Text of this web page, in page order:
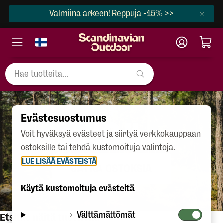
Valmiina arkeen! Reppuja -15% >>
404
JATKA OSTOKSIA
Etsitkö näitä tuotteita?
Evästesuostumus
Voit hyväksyä evästeet ja siirtyä verkkokauppaan
ostoksille tai tehdä kustomoituja valintoja.
LUE LISÄÄ EVÄSTEISTÄ
Käytä kustomoituja evästeitä
Välttämättömät